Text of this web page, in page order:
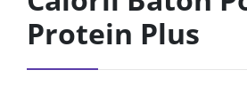
Protein Plus